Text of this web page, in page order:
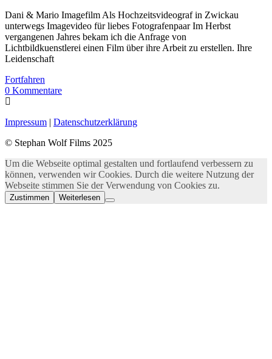
Dani & Mario Imagefilm Als Hochzeitsvideograf in Zwickau
unterwegs Imagevideo für liebes Fotografenpaar Im Herbst
vergangenen Jahres bekam ich die Anfrage von
Lichtbildkuenstlerei einen Film über ihre Arbeit zu erstellen. Ihre
Leidenschaft
Fortfahren
0 Kommentare
Impressum | Datenschutzerklärung
© Stephan Wolf Films 2025
Um die Webseite optimal gestalten und fortlaufend verbessern zu
können, verwenden wir Cookies. Durch die weitere Nutzung der
Webseite stimmen Sie der Verwendung von Cookies zu.
Zustimmen Weiterlesen